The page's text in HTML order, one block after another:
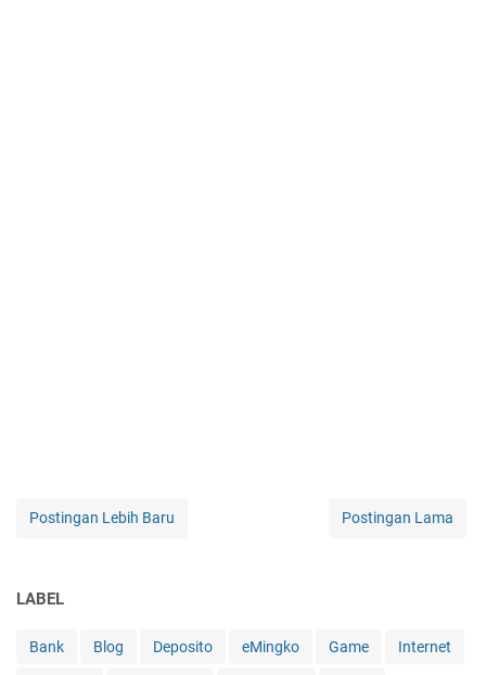
Postingan Lebih Baru Postingan Lama
LABEL
Bank Blog Deposito eMingko Game Internet